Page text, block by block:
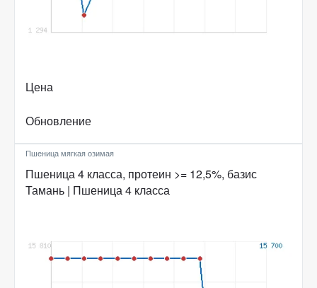
Цена
Обновление
Пшеница мягкая озимая
Пшеница 4 класса, протеин >= 12,5%, базис
Тамань | Пшеница 4 класса